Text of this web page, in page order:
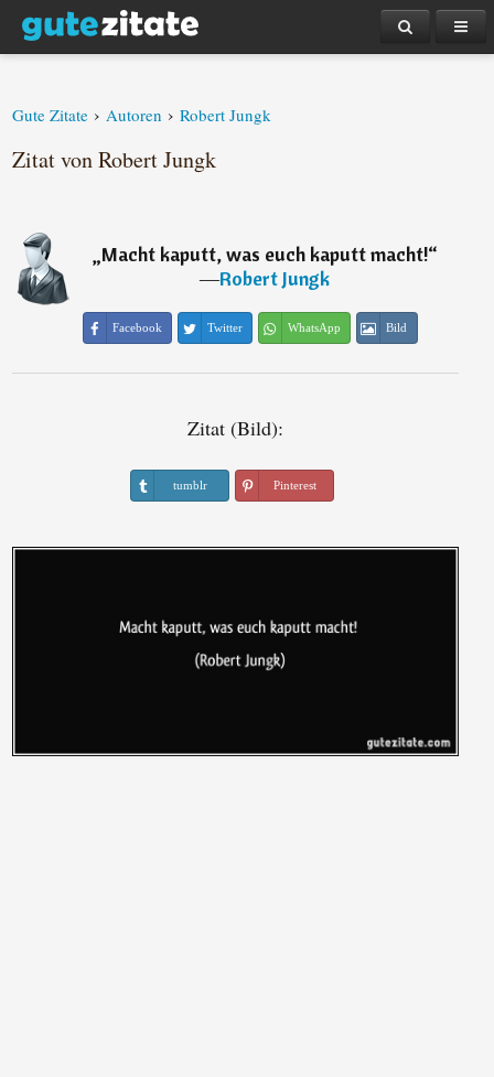
Gute Zitate › Autoren › Robert Jungk
Zitat von Robert Jungk
„Macht kaputt, was euch kaputt macht!“
―Robert Jungk
Facebook Twitter WhatsApp Bild
Zitat (Bild):
tumblr Pinterest